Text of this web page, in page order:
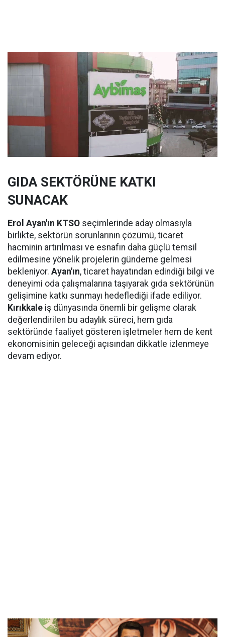
GIDA SEKTÖRÜNE KATKI
SUNACAK
Erol Ayan'ın KTSO seçimlerinde aday olmasıyla
birlikte, sektörün sorunlarının çözümü, ticaret
hacminin artırılması ve esnafın daha güçlü temsil
edilmesine yönelik projelerin gündeme gelmesi
bekleniyor. Ayan'ın, ticaret hayatından edindiği bilgi ve
deneyimi oda çalışmalarına taşıyarak gıda sektörünün
gelişimine katkı sunmayı hedeflediği ifade ediliyor.
Kırıkkale iş dünyasında önemli bir gelişme olarak
değerlendirilen bu adaylık süreci, hem gıda
sektöründe faaliyet gösteren işletmeler hem de kent
ekonomisinin geleceği açısından dikkatle izlenmeye
devam ediyor.